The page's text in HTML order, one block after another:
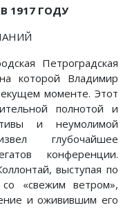
1917 ГОДУ
Петроградская
которой Владимир
моменте. Этот
полнотой и
и неумолимой
глубочайшее
конференции.
выступая по
«свежим ветром»,
и оживившим его